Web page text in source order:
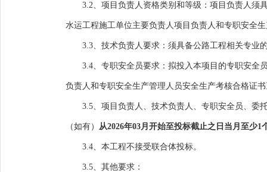
3.2、项目负责人资格类别和等级：项目负责人须
水运工程施工单位主要负责人项目负责人和专职安全
3.3、技术负责人要求：须具备公路工程相关专业
3.4、 专职安全员要求：拟投入本项目的专职安全
负责人和专职安全生产管理人员安全生产考核合格证书
3.5、 项目负责人、技术负责人、专职安全员、 委
（如有） 从2026年03月开始至投标截止之日当月至少1
3.4、本工程不接受联合体投标。
3.5、其他要求：